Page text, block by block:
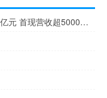
2023年浙江民企百强入围门槛首破200亿元 首现营收超5000亿元企业